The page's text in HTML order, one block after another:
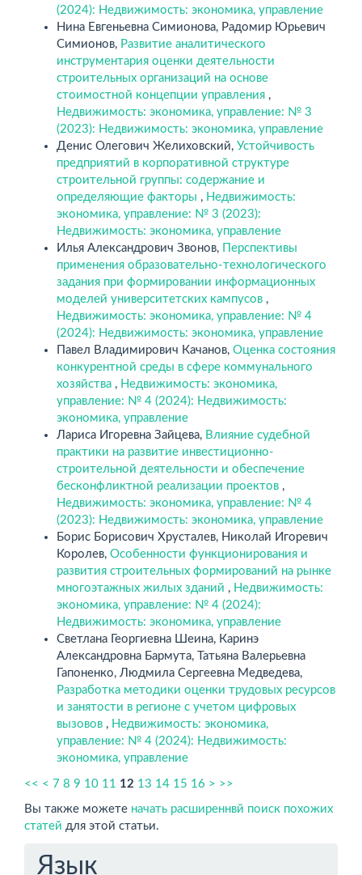
(2024): Недвижимость: экономика, управление
Нина Евгеньевна Симионова, Радомир Юрьевич
Симионов, Развитие аналитического
инструментария оценки деятельности
строительных организаций на основе
стоимостной концепции управления ,
Недвижимость: экономика, управление: № 3
(2023): Недвижимость: экономика, управление
Денис Олегович Желиховский, Устойчивость
предприятий в корпоративной структуре
строительной группы: содержание и
определяющие факторы , Недвижимость:
экономика, управление: № 3 (2023):
Недвижимость: экономика, управление
Илья Александрович Звонов,
Перспективы
применения образовательно-технологического
задания при формировании информационных
моделей университетских кампусов ,
Недвижимость: экономика, управление: № 4
(2024): Недвижимость: экономика, управление
Павел Владимирович Качанов, Оценка состояния
конкурентной среды в сфере коммунального
хозяйства , Недвижимость: экономика,
управление: № 4 (2024): Недвижимость:
экономика, управление
Лариса Игоревна Зайцева, Влияние судебной
практики на развитие инвестиционно-
строительной деятельности и обеспечение
бесконфликтной реализации проектов ,
Недвижимость: экономика, управление: № 4
(2023): Недвижимость: экономика, управление
Борис Борисович Хрусталев, Николай Игоревич
Королев, Особенности функционирования и
развития строительных формирований на рынке
многоэтажных жилых зданий , Недвижимость:
экономика, управление: № 4 (2024):
Недвижимость: экономика, управление
Светлана Георгиевна Шеина, Каринэ
Александровна Бармута, Татьяна Валерьевна
Гапоненко, Людмила Сергеевна Медведева,
Разработка методики оценки трудовых ресурсов
и занятости в регионе с учетом цифровых
вызовов , Недвижимость: экономика,
управление: № 4 (2024): Недвижимость:
экономика, управление
<< < 7 8 9 10 11 12 13 14 15 16 > >>
Вы также можете начать расширеннвй поиск похожих
статей для этой статьи.
Язык